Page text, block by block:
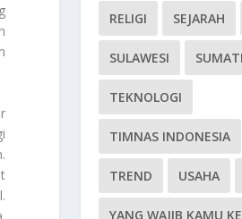
RELIGI SEJARAH
SULAWESI
TEKNOLOGI
TIMNAS INDONESIA
TREND USAHA
YANG WAJIB KAMU